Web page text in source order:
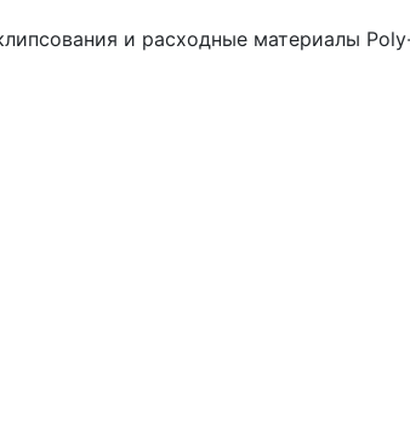
и расходные материалы